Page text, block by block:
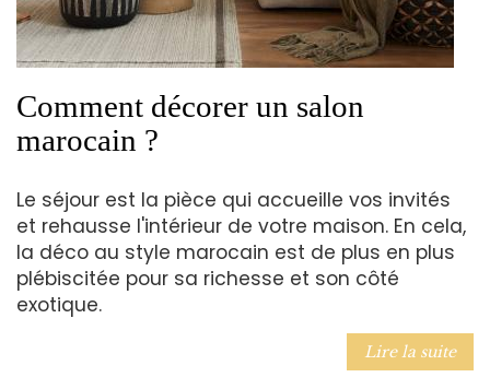
Comment décorer un salon
marocain ?
Le séjour est la pièce qui accueille vos invités
et rehausse l'intérieur de votre maison. En cela,
la déco au style marocain est de plus en plus
plébiscitée pour sa richesse et son côté
exotique.
Lire la suite